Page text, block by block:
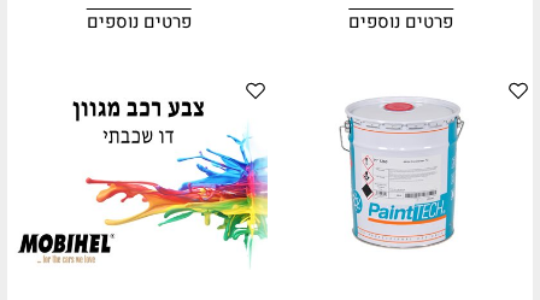
פרטים נוספים פרטים נוספים